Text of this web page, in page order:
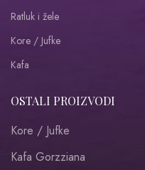
Ratluk i žele
Kore / Jufke
Kafa
OSTALI PROIZVODI
Kore / Jufke
Kafa Gorzziana